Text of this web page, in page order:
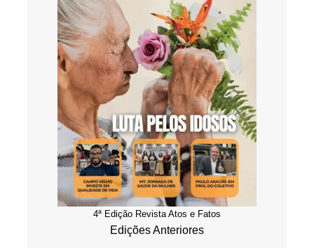
4ª Edição Revista Atos e Fatos
Edições Anteriores